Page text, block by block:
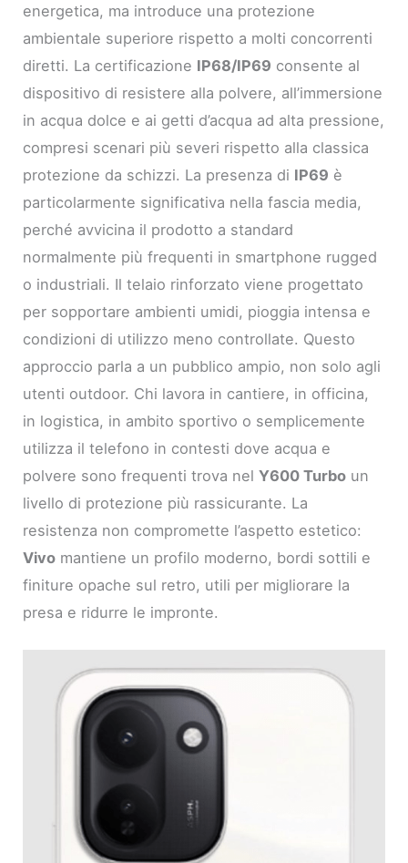
energetica, ma introduce una protezione
ambientale superiore rispetto a molti concorrenti
diretti. La certificazione IP68/IP69 consente al
dispositivo di resistere alla polvere, all’immersione
in acqua dolce e ai getti d’acqua ad alta pressione,
compresi scenari più severi rispetto alla classica
protezione da schizzi. La presenza di IP69 è
particolarmente significativa nella fascia media,
perché avvicina il prodotto a standard
normalmente più frequenti in smartphone rugged
o industriali. Il telaio rinforzato viene progettato
per sopportare ambienti umidi, pioggia intensa e
condizioni di utilizzo meno controllate. Questo
approccio parla a un pubblico ampio, non solo agli
utenti outdoor. Chi lavora in cantiere, in officina,
in logistica, in ambito sportivo o semplicemente
utilizza il telefono in contesti dove acqua e
polvere sono frequenti trova nelY600 Turbo un
livello di protezione più rassicurante. La
resistenza non compromette l’aspetto estetico:
Vivo mantiene un profilo moderno, bordi sottili e
finiture opache sul retro, utili per migliorare la
presa e ridurre le impronte.